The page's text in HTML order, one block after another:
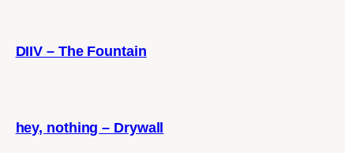
DIIV – The Fountain
hey, nothing – Drywall